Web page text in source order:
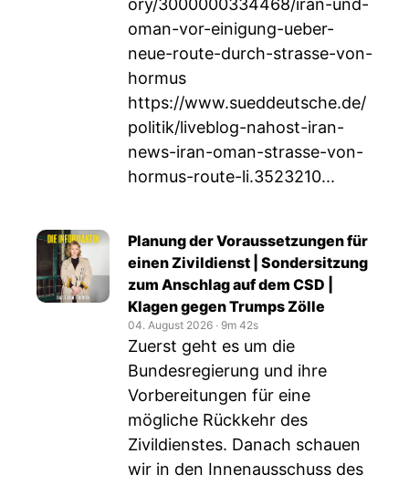
ory/3000000334468/iran-und-
oman-vor-einigung-ueber-
neue-route-durch-strasse-von-
hormus
https://www.sueddeutsche.de/
politik/liveblog-nahost-iran-
news-iran-oman-strasse-von-
hormus-route-li.3523210...
Planung der Voraussetzungen für
einen Zivildienst | Sondersitzung
zum Anschlag auf dem CSD |
Klagen gegen Trumps Zölle
04. August 2026 ‧ 9m 42s
Zuerst geht es um die
Bundesregierung und ihre
Vorbereitungen für eine
mögliche Rückkehr des
Zivildienstes. Danach schauen
wir in den Innenausschuss des